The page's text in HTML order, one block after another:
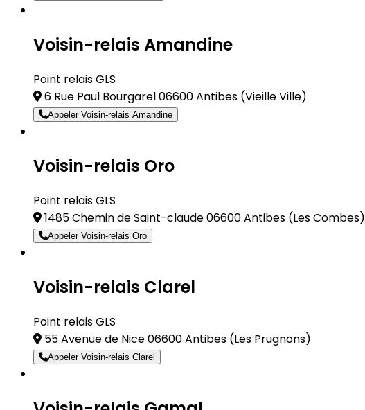
Voisin-relais Amandine
Point relais GLS
6 Rue Paul Bourgarel 06600 Antibes (Vieille Ville)
Appeler Voisin-relais Amandine
Voisin-relais Oro
Point relais GLS
1485 Chemin de Saint-claude 06600 Antibes (Les Combes)
Appeler Voisin-relais Oro
Voisin-relais Clarel
Point relais GLS
55 Avenue de Nice 06600 Antibes (Les Prugnons)
Appeler Voisin-relais Clarel